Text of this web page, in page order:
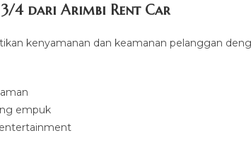
3/4 dari Arimbi Rent Car
kenyamanan dan keamanan pelanggan
empuk